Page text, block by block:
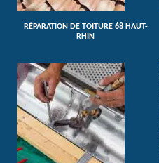
RÉPARATION DE TOITURE 68 HAUT-
RHIN